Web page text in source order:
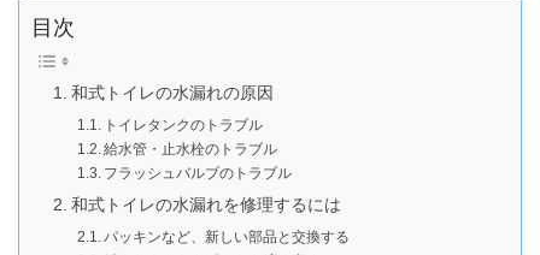
目次
和式トイレの水漏れの原因
トイレタンクのトラブル
給水管・止水栓のトラブル
フラッシュバルブのトラブル
和式トイレの水漏れを修理するには
パッキンなど、新しい部品と交換する